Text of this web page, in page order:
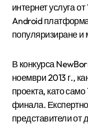
интернет услуга
Android
популяризиране и
В конкурса
ноември 2013 г.,
проекта, като само
финала.
представители от